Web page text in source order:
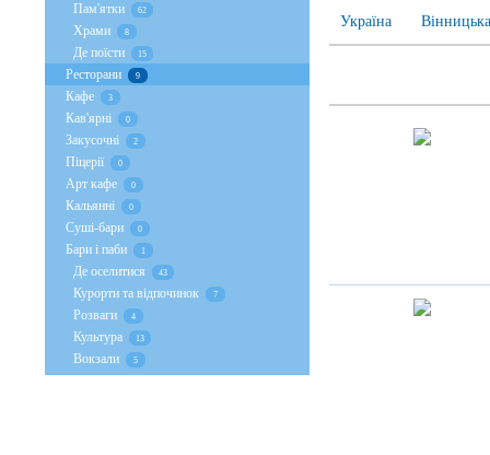
Україна
Пам'ятки 62
Храми 8
Де поїсти 15
Ресторани 9
Кафе 3
Кав'ярні 0
Закусочні 2
Піцерії 0
Арт кафе 0
Кальянні 0
Суші-бари 0
Бари і паби 1
Де оселитися 43
Курорти та відпочинок 7
Розваги 4
Культура 13
Вокзали 5